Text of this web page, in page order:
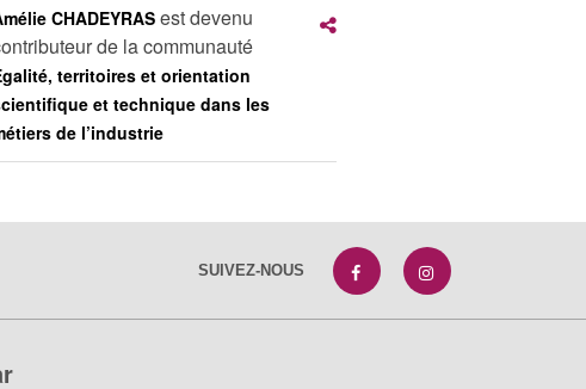
CHADEYRASest devenu
de la communauté
territoires et orientation
et technique dans les
de l’industrie
SUIVEZ-NOUS